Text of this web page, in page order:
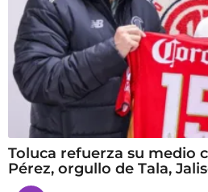
Toluca refuerza su medio
Pérez, orgullo de Tala,